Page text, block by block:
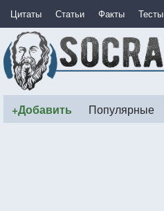
Цитаты Статьи Факты Тесты
+Добавить Популярные